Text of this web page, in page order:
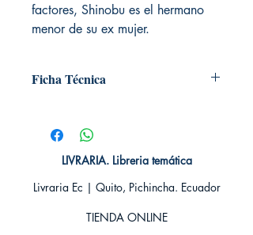
factores, Shinobu es el hermano
menor de su ex mujer.
Ficha Técnica
Editorial: IVREA
Idioma: Castellano
Encuadernación: Tapa blanda
Categoría: YAOI MANGA
LIVRARIA. Libreria temática
Livraria Ec | Quito, Pichincha. Ecuador
TIENDA ONLINE​